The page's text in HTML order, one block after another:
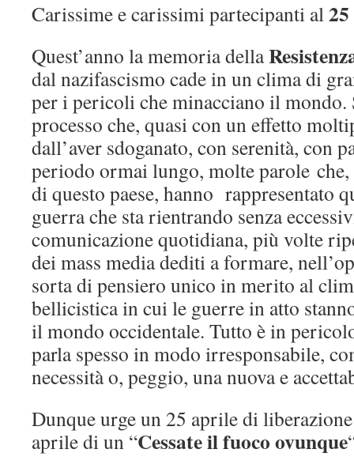
Carissime e carissimi partecipanti al
Quest’anno la memoria della
dal nazifascismo cade in un clima di
per i pericoli che minacciano il
processo che, quasi con un effetto
dall’aver sdoganato, con serenità, con
periodo ormai lungo, molte parole
di questo paese, hanno rappresentato
guerra che sta rientrando senza
comunicazione quotidiana, più volte
dei mass media dediti a formare,
sorta di pensiero unico in merito al
bellicistica in cui le guerre in atto
il mondo occidentale. Tutto è in
parla spesso in modo irresponsabile,
necessità o, peggio, una nuova e
Dunque urge un 25 aprile di
aprile di un “Cessate il fuoco ovunque